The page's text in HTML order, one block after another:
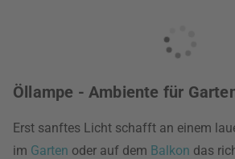
Öllampe - Ambiente für
Erst sanftes Licht schafft an einem
im Garten oder auf dem Balkon das